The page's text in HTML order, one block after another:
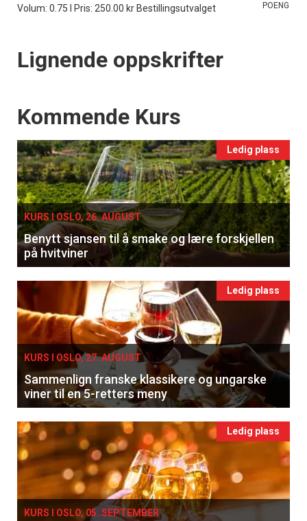
×
Få ukentlige nyhetsbrev fra
Apéritif
Vi tilbyr flere ukentlige nyhetsbrev. Du
kan fritt velge hvilke du ønsker å få
tilsendt.
Registrer deg
Volum: 0.75 l Pris: 250.00 kr Bestillingsutvalget
POENG
Lignende oppskrifter
Events
Kommende Kurs
Ledig plass
KURS I OSLO, 26. AUGUST
Benytt sjansen til å smake og lære forskjellen
på hvitviner
Ledig plass
KURS I OSLO, 27. AUGUST
Sammenlign franske klassikere og ungarske
viner til en 5-retters meny
Ledig plass
KURS I OSLO, 05. SEPTEMBER